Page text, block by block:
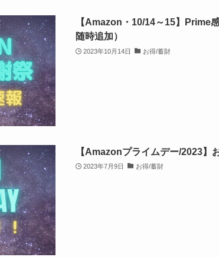
【Amazon・10/14～15】Prime
随時追加）
2023年10月14日 お得/蓄財
【Amazonプライムデー/2023】
2023年7月9日 お得/蓄財